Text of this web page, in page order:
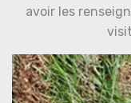
avoir les